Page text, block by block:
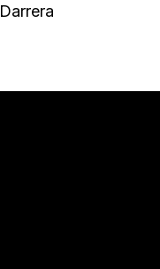
Última
Darrera